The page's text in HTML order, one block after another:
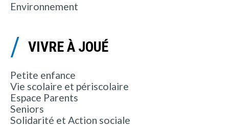
Environnement
VIVRE À JOUÉ
Petite enfance
Vie scolaire et périscolaire
Espace Parents
Seniors
Solidarité et Action sociale